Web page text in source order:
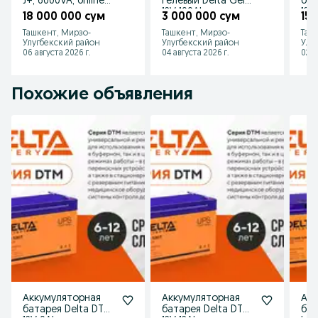
источник
бесперебойного
питания
18 000 000 сум
Ташкент, Мирзо-
Улугбекский район
06 августа 2026 г.
12V 100Ah для
панелей
3 000 000 сум
Ташкент, Мирзо-
Улугбекский район
04 августа 2026 г.
02
Похожие объявления
Аккумуляторная
батарея Delta DTM
Аккумуляторная
батарея Delta DTM